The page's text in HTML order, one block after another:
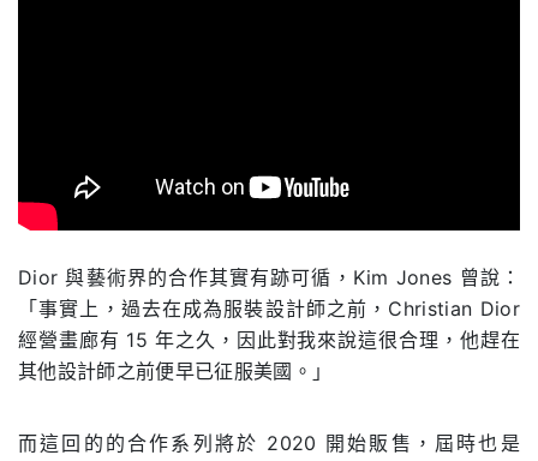
Dior與藝術界的合作其實有跡可循， Kim Jones 曾說：
「事實上，過去在成為服裝設計師之前， Christian Dior
經營畫廊有 15年之久，因此對我來說這很合理，他趕在
其他設計師之前便早已征服美國。」
而這回的的合作系列將於 2020 開始販售，屆時也是